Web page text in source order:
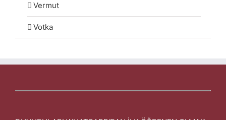
Vermut
Votka